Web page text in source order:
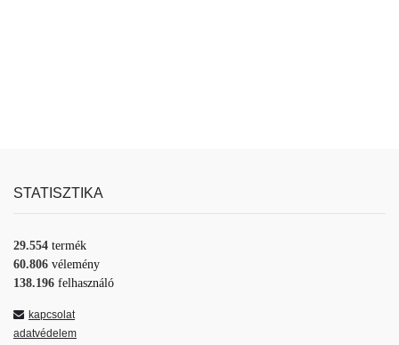
STATISZTIKA
29.554 termék
60.806 vélemény
138.196 felhasználó
kapcsolat
adatvédelem